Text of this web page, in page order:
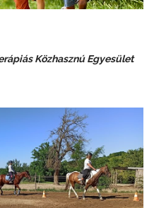
Közhasznú Egyesület